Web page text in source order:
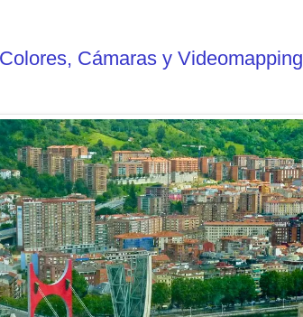
Cámaras y Videomapping